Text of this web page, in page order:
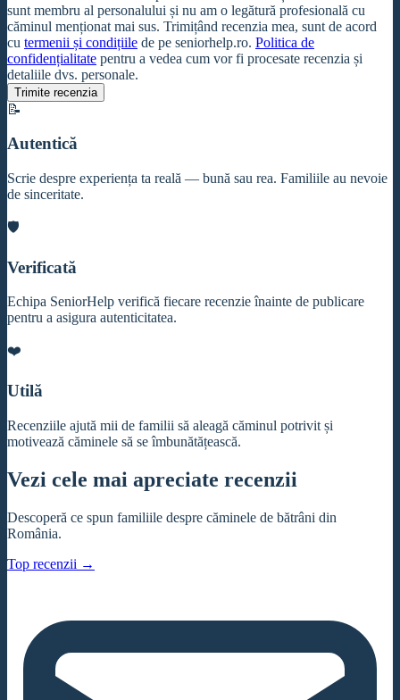
sunt membru al personalului și nu am o legătură profesională cu
căminul menționat mai sus. Trimițând recenzia mea, sunt de acord
cu termenii și condițiile de pe seniorhelp.ro. Politica de
confidențialitate pentru a vedea cum vor fi procesate recenzia și
detaliile dvs. personale.
Trimite recenzia
📝
Autentică
Scrie despre experiența ta reală — bună sau rea. Familiile au nevoie
de sinceritate.
🛡️
Verificată
Echipa SeniorHelp verifică fiecare recenzie înainte de publicare
pentru a asigura autenticitatea.
❤️
Utilă
Recenziile ajută mii de familii să aleagă căminul potrivit și
motivează căminele să se îmbunătățească.
Vezi cele mai apreciate recenzii
Descoperă ce spun familiile despre căminele de bătrâni din
România.
Top recenzii →